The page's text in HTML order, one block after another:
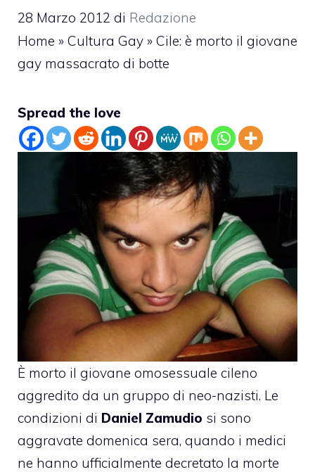
28 Marzo 2012 di Redazione
Home » Cultura Gay » Cile: è morto il giovane
gay massacrato di botte
Spread the love
È morto il giovane omosessuale cileno
aggredito da un gruppo di neo-nazisti. Le
condizioni di Daniel Zamudio si sono
aggravate domenica sera, quando i medici
ne hanno ufficialmente decretato la morte